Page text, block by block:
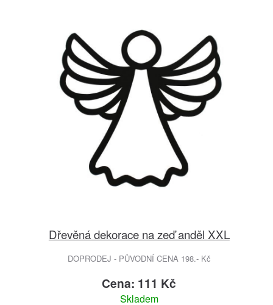
Dřevěná dekorace na zeď anděl XXL
DOPRODEJ - PŮVODNÍ CENA 198.- Kč
Cena: 111 Kč
Skladem